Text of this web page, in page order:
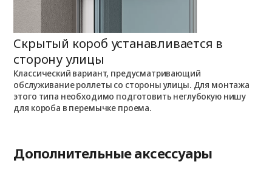
Скрытый короб устанавливается в
сторону улицы
Классический вариант, предусматривающий
обслуживание роллеты со стороны улицы. Для монтажа
этого типа необходимо подготовить неглубокую нишу
для короба в перемычке проема.
Дополнительные аксессуары